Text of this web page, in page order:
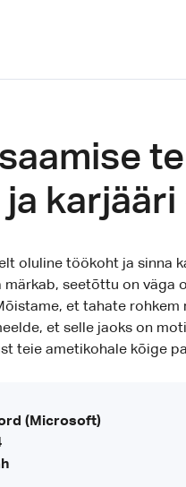
oluline töökoht ja sinna
seetõttu on väga
et tahate
et selle jaoks on
teie ametikohale kõige
(Microsoft)